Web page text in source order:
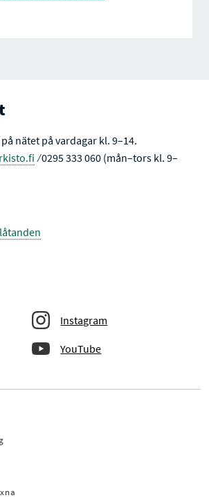
nätet på vardagar kl. 9–14.
⁄ 0295 333 060 (mån–tors kl. 9–
Instagram
YouTube